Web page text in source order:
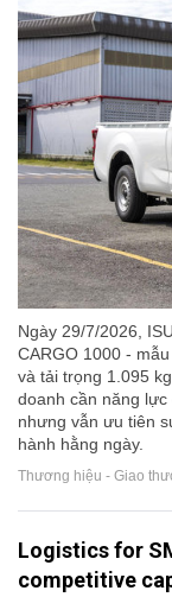
Ngày 29/7/2026,
CARGO 1000 -
và tải trọng 1.095
doanh cần năng lực
nhưng vẫn ưu tiên
hành hằng ngày.
Thương hiệu - Giao
Logistics for
competitive